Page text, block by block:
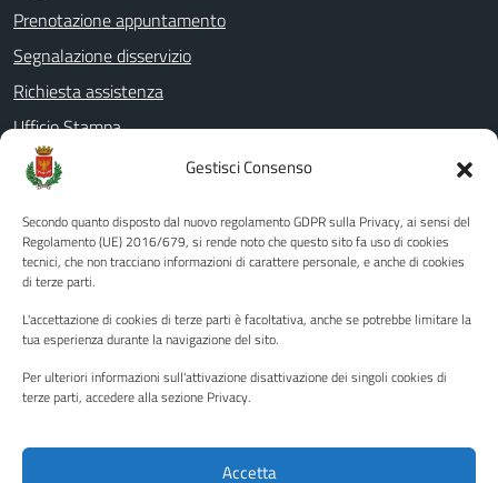
Gestisci Consenso
Secondo quanto disposto dal nuovo regolamento GDPR sulla Privacy, ai sensi del
Regolamento (UE) 2016/679, si rende noto che questo sito fa uso di cookies
tecnici, che non tracciano informazioni di carattere personale, e anche di cookies
di terze parti.
L'accettazione di cookies di terze parti è facoltativa, anche se potrebbe limitare la
tua esperienza durante la navigazione del sito.
Per ulteriori informazioni sull'attivazione disattivazione dei singoli cookies di
terze parti, accedere alla sezione Privacy.
Accetta
Prenotazione appuntamento
Segnalazione disservizio
Richiesta assistenza
Ufficio Stampa
Amministrazione Trasparente
Albo pretorio
Informativa privacy
Note legali
Piano di miglioramento del sito
Instagram